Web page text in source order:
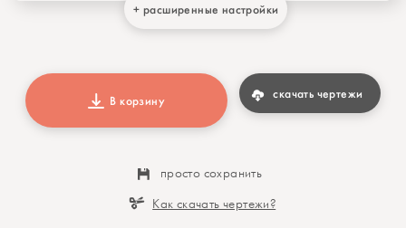
+ расширенные настройки
В корзину скачать чертежи
просто сохранить
Как скачать чертежи?